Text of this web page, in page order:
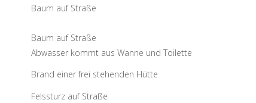
Baum auf Straße
Baum auf Straße
Abwasser kommt aus Wanne und Toilette
Brand einer frei stehenden Hütte
Felssturz auf Straße